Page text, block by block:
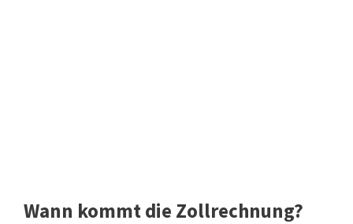
Wann kommt die Zollrechnung?